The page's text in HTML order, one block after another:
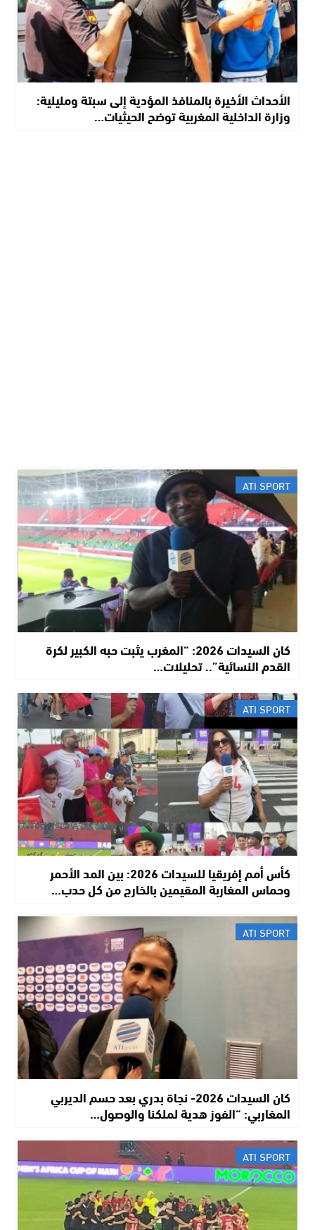
الأحداث الأخيرة بالمنافذ المؤدية إلى سبتة ومليلية:
وزارة الداخلية المغربية توضح الحيثيات…
ATI SPORT
​كان السيدات 2026: “المغرب يثبت حبه الكبير لكرة
القدم النسائية”.. تحليلات…
ATI SPORT
كأس أمم إفريقيا للسيدات 2026: بين المد الأحمر
وحماس المغاربة المقيمين بالخارج من كل حدب…
ATI SPORT
كان السيدات 2026- نجاة بدري بعد حسم الديربي
المغاربي: “الفوز هدية لملكنا والوصول…
ATI SPORT